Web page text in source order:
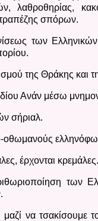
λαθροθηρίας,
σπόρων.
των Ελληνικών
της Θράκης και
Ανάν μέσω
σήριαλ.
οθωμανούς
έρχονται κρεμάλες.
των
μαζί να τσακίσουμε